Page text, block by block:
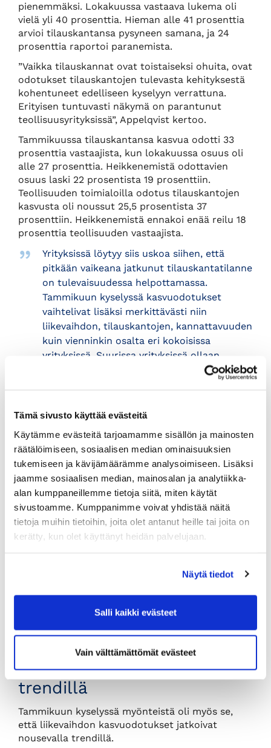
Tämä sivusto käyttää evästeitä
Käytämme evästeitä tarjoamamme sisällön ja mainosten
räätälöimiseen, sosiaalisen median ominaisuuksien
tukemiseen ja kävijämäärämme analysoimiseen. Lisäksi
jaamme sosiaalisen median, mainosalan ja analytiikka-
alan kumppaneillemme tietoja siitä, miten käytät
sivustoamme. Kumppanimme voivat yhdistää näitä
tietoja muihin tietoihin, joita olet antanut heille tai joita on
kerätty, kun olet käyttänyt heidän palvelujaan.
Näytä tiedot
Salli kaikki evästeet
Vain välttämättömät evästeet
pienemmäksi. Lokakuussa vastaava lukema oli
vielä yli 40 prosenttia. Hieman alle 41 prosenttia
arvioi tilauskantansa pysyneen samana, ja 24
prosenttia raportoi paranemista.
”Vaikka tilauskannat ovat toistaiseksi ohuita, ovat
odotukset tilauskantojen tulevasta kehityksestä
kohentuneet edelliseen kyselyyn verrattuna.
Erityisen tuntuvasti näkymä on parantunut
teollisuusyrityksissä”, Appelqvist kertoo.
Tammikuussa tilauskantansa kasvua odotti 33
prosenttia vastaajista, kun lokakuussa osuus oli
alle 27 prosenttia. Heikkenemistä odottavien
osuus laski 22 prosentista 19 prosenttiin.
Teollisuuden toimialoilla odotus tilauskantojen
kasvusta oli noussut 25,5 prosentista 37
prosenttiin. Heikkenemistä ennakoi enää reilu 18
prosenttia teollisuuden vastaajista.
Yrityksissä löytyy siis uskoa siihen, että
pitkään vaikeana jatkunut tilauskantatilanne
on tulevaisuudessa helpottamassa.
Tammikuun kyselyssä kasvuodotukset
vaihtelivat lisäksi merkittävästi niin
liikevaihdon, tilauskantojen, kannattavuuden
kuin vienninkin osalta eri kokoisissa
yrityksissä. Suurissa yrityksissä ollaan
toiveikkaita tulevaisuudesta, toteaa
Tammikuun kyselyssä kasvuodotukset olivat
Erityisen vahvaa uskoa tilauskantojen
paranemiseen löytyy teollisuudesta. Sen sijaan
rakentamisessa on vielä jonkin verran enemmän
niitä vastaajia, jotka uskovat tilauskantansa
heikkenevän entisestään seuraavan puolen
vuoden kuluessa.
”Suurten yritysten painoarvo kokonaistuotannon
suunnalle on ratkaiseva, joten edellytykset
antaisi ymmärtää”, Appelqvist sanoo.
Odotukset liikevaihdon
kehityksestä jatkavat
edelleen nousevalla
trendillä
Tammikuun kyselyssä myönteistä oli myös se,
että liikevaihdon kasvuodotukset jatkoivat
nousevalla trendillä.